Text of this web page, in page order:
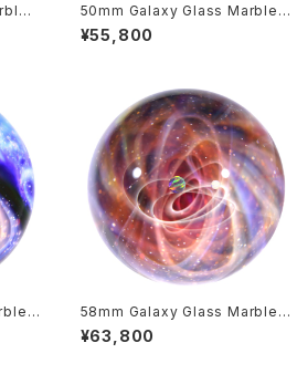
n
50mm Galaxy Glass Marble
宇宙ガラスマーブル - オブジェ n
o.M278
¥55,800
n
58mm Galaxy Glass Marble
宇宙ガラスマーブル - オブジェ n
o.M283
¥63,800